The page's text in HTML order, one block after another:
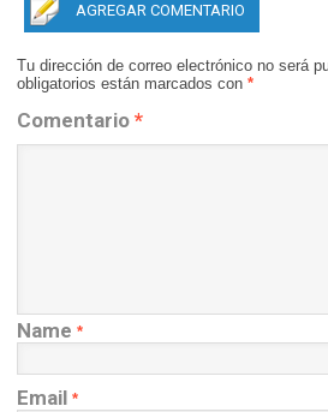
AGREGAR COMENTARIO
Tu dirección de correo electrónico no será
obligatorios están marcados con *
Comentario *
Name *
Email *